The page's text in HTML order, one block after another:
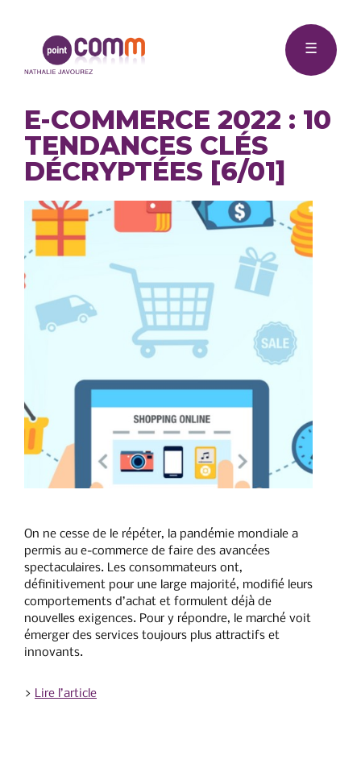
Point
☰
E-COMMERCE 2022 : 10
TENDANCES CLÉS
DÉCRYPTÉES [6/01]
On ne cesse de le répéter, la pandémie mondiale a
permis au e-commerce de faire des avancées
spectaculaires. Les consommateurs ont,
définitivement pour une large majorité, modifié leurs
comportements d’achat et formulent déjà de
nouvelles exigences. Pour y répondre, le marché voit
émerger des services toujours plus attractifs et
innovants.
> Lire l’article